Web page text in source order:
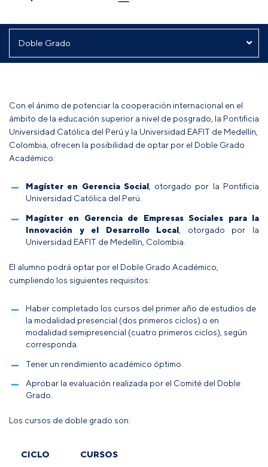
Con el ánimo de potenciar la cooperación internacional en el
ámbito de la educación superior a nivel de posgrado, la Pontificia
Universidad Católica del Perú y la Universidad EAFIT de Medellín,
Colombia, ofrecen la posibilidad de optar por el Doble Grado
Académico:
Magíster en Gerencia Social, otorgado por la Pontificia
Universidad Católica del Perú.
Magíster en Gerencia de Empresas Sociales para la
Innovación y el Desarrollo Local , otorgado por la
Universidad EAFIT de Medellín, Colombia.
El alumno podrá optar por el Doble Grado Académico,
cumpliendo los siguientes requisitos:
Haber completado los cursos del primer año de estudios de
la modalidad presencial (dos primeros ciclos) o en
modalidad semipresencial (cuatro primeros ciclos), según
corresponda.
Tener un rendimiento académico óptimo.
Aprobar la evaluación realizada por el Comité del Doble
Grado.
Los cursos de doble grado son:
CICLO CURSOS